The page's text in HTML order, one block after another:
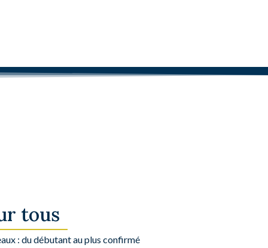
tous
: du débutant au plus confirmé